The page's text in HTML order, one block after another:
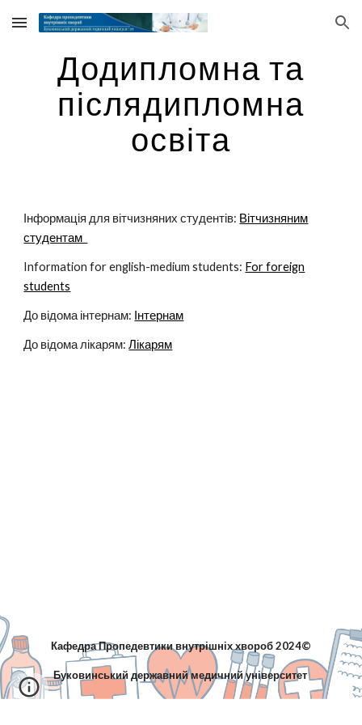
Skip to main content Skip to navigation
Додипломна та
післядипломна
освіта
Інформація для вітчизняних студентів: Вітчизняним
студентам
Information for english-medium students: For foreign
students
До відома інтернам: Інтернам
До відома лікарям:Лікарям
Кафедра Пропедевтики внутрішніх хвороб 2024©
Буковинський державний медичний університет